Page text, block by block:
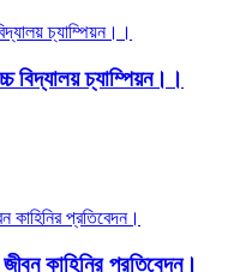
বিদ্যালয় চ্যাম্পিয়ন।।
কাহিনির প্রতিবেদন।